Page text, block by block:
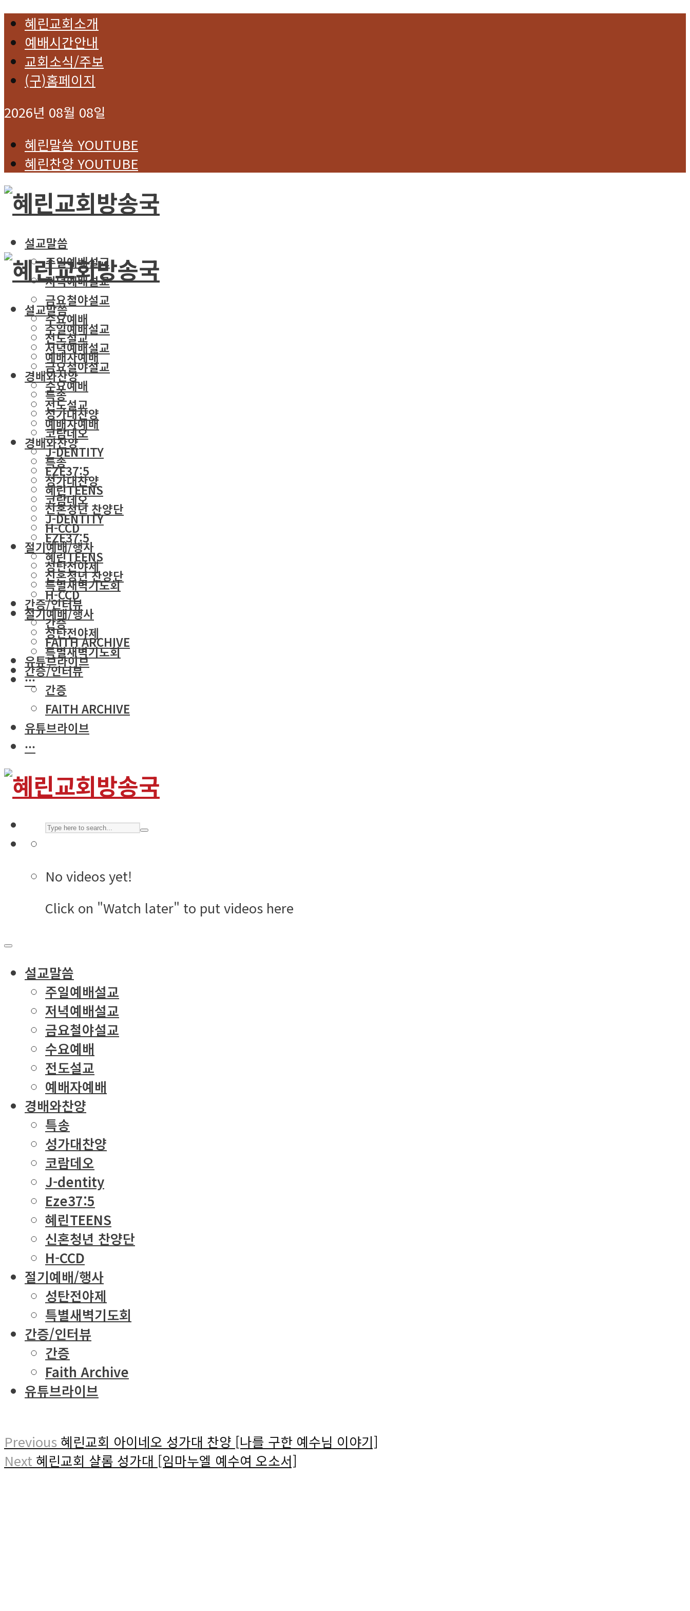
혜린교회소개
예배시간안내
교회소식/주보
(구)홈페이지
2026년 08월 08일
혜린말씀 YOUTUBE
혜린찬양 YOUTUBE
설교말씀
주일예배설교
저녁예배설교
금요철야설교
수요예배
전도설교
예배자예배
경배와찬양
특송
성가대찬양
코람데오
J-DENTITY
EZE37:5
혜린TEENS
신혼청년 찬양단
H-CCD
절기예배/행사
성탄전야제
특별새벽기도회
간증/인터뷰
간증
FAITH ARCHIVE
유튜브라이브
···
설교말씀
주일예배설교
저녁예배설교
금요철야설교
수요예배
전도설교
예배자예배
경배와찬양
특송
성가대찬양
코람데오
J-DENTITY
EZE37:5
혜린TEENS
신혼청년 찬양단
H-CCD
절기예배/행사
성탄전야제
특별새벽기도회
간증/인터뷰
간증
FAITH ARCHIVE
유튜브라이브
···
No videos yet!
Click on "Watch later" to put videos here
설교말씀
주일예배설교
저녁예배설교
금요철야설교
수요예배
전도설교
예배자예배
경배와찬양
특송
성가대찬양
코람데오
J-dentity
Eze37:5
혜린TEENS
신혼청년 찬양단
H-CCD
절기예배/행사
성탄전야제
특별새벽기도회
간증/인터뷰
간증
Faith Archive
유튜브라이브
Previous 혜린교회 아이네오 성가대 찬양 [나를 구한 예수님 이야기]
Next 혜린교회 샬롬 성가대 [임마누엘 예수여 오소서]